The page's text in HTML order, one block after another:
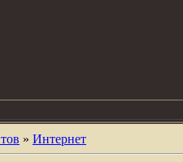
» Интернет